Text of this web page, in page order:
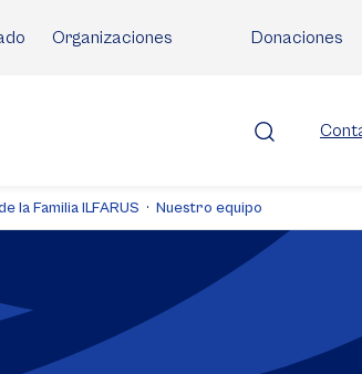
Organizaciones Donaciones
la Familia ILFARUS Nuestro equipo